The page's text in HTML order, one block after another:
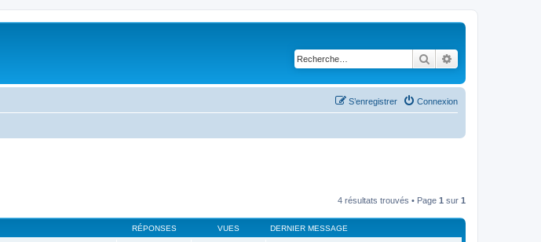
Rechercher
Connexion
S’enregistrer
4 résultats trouvés • Page 1 sur 1
RÉPONSES VUES DERNIER MESSAGE